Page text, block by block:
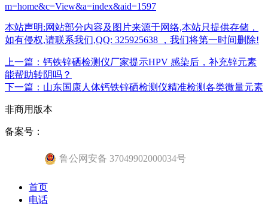
m=home&c=View&a=index&aid=1597
本站声明:网站部分内容及图片来源于网络,本站只提供存储，
如有侵权,请联系我们,QQ: 325925638 ，我们将第一时间删除!
上一篇：钙铁锌硒检测仪厂家提示HPV 感染后，补充锌元素
能帮助转阴吗？
下一篇：山东国康人体钙铁锌硒检测仪精准检测各类微量元素
非商用版本
备案号：
鲁公网安备 37049902000034号
首页
电话